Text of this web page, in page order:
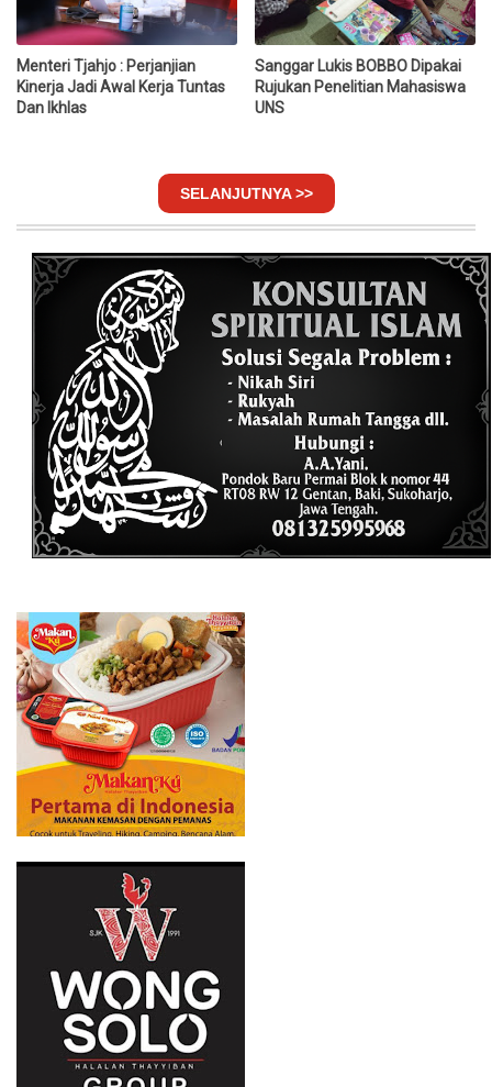
Menteri Tjahjo : Perjanjian
Kinerja Jadi Awal Kerja Tuntas
Dan Ikhlas
Sanggar Lukis BOBBO Dipakai
Rujukan Penelitian Mahasiswa
UNS
SELANJUTNYA >>